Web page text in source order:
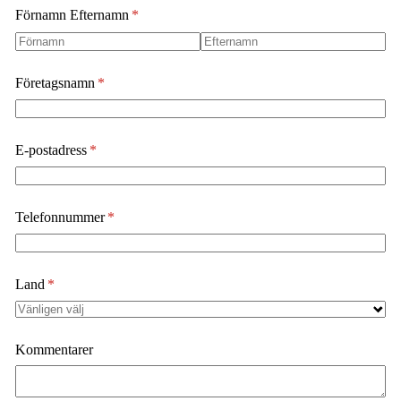
Förnamn Efternamn *
(krävs)
Företagsnamn *
(krävs)
E-postadress *
(krävs)
Telefonnummer *
(krävs)
Land *
(krävs)
Kommentarer